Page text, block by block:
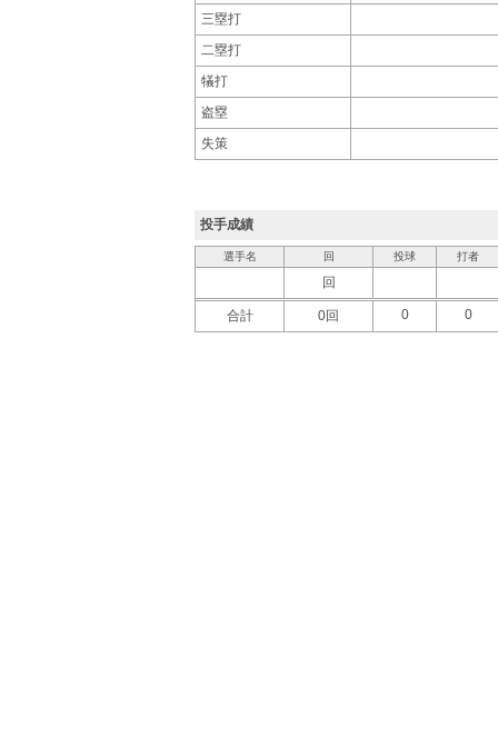
三塁打
二塁打
犠打
盗塁
失策
投手成績
選手名 回 投球 打者
回
合計 0回 0 0